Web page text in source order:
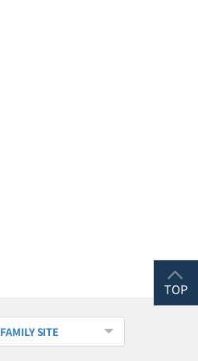
FAMILY SITE
TOP